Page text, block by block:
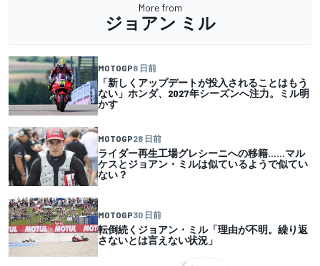
More from
ジョアン ミル
MOTOGP8 日前
「新しくアップデートが投入されることはもう
ない」ホンダ、2027年シーズンへ注力。ミル明
かす
MOTOGP28 日前
ライダー再生工場グレシーニへの移籍……マル
ケスとジョアン・ミルは似ているようで似てい
ない？
MOTOGP30 日前
転倒続くジョアン・ミル「理由が不明。繰り返
さないとは言えない状況」